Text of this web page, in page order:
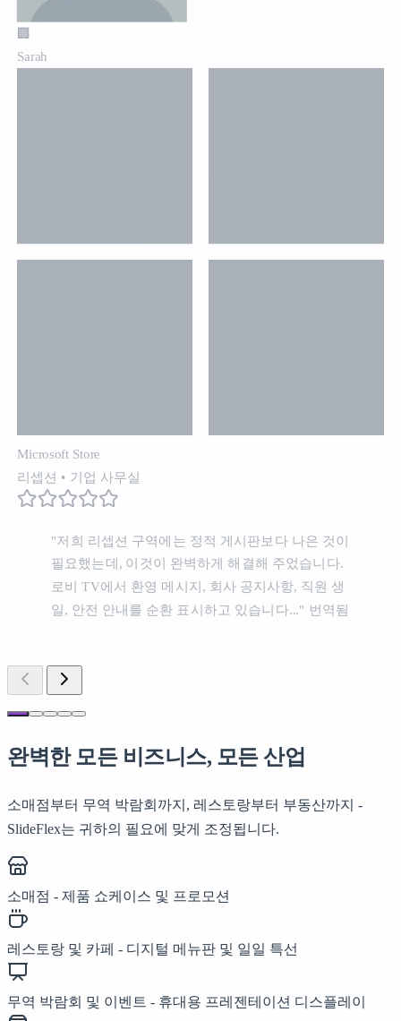
🏢
Sarah
Microsoft Store
리셉션 • 기업 사무실
"저희 리셉션 구역에는 정적 게시판보다 나은 것이
필요했는데, 이것이 완벽하게 해결해 주었습니다.
로비 TV에서 환영 메시지, 회사 공지사항, 직원 생
일, 안전 안내를 순환 표시하고 있습니다..." 번역됨
완벽한모든 비즈니스, 모든 산업
소매점부터 무역 박람회까지, 레스토랑부터 부동산까지 -
SlideFlex는 귀하의 필요에 맞게 조정됩니다.
소매점 - 제품 쇼케이스 및 프로모션
레스토랑 및 카페 - 디지털 메뉴판 및 일일 특선
무역 박람회 및 이벤트 - 휴대용 프레젠테이션 디스플레이